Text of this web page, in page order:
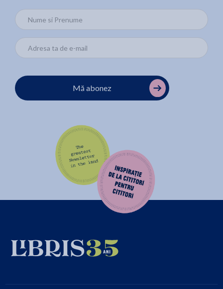
Mă abonez